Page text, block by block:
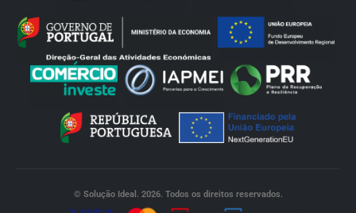
© Solução Ideal. 2026. Todos os direitos reservados.